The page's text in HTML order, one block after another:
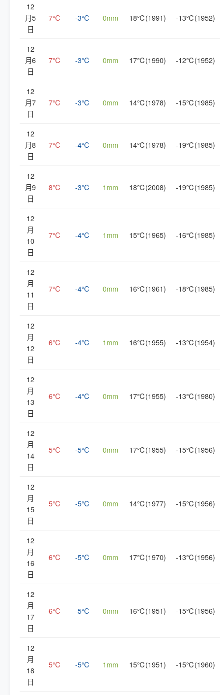
12
月5
日
7℃ -3℃ 0mm 18℃(1991) -13℃(1952)
12
月6
日
7℃ -3℃ 0mm 17℃(1990) -12℃(1952)
12
月7
日
7℃ -3℃ 0mm 14℃(1978) -15℃(1985)
12
月8
日
7℃ -4℃ 0mm 14℃(1978) -19℃(1985)
12
月9
日
8℃ -3℃ 1mm 18℃(2008) -19℃(1985)
12
月
10
日
7℃ -4℃ 1mm 15℃(1965) -16℃(1985)
12
月
11
日
7℃ -4℃ 0mm 16℃(1961) -18℃(1985)
12
月
12
日
6℃ -4℃ 1mm 16℃(1955) -13℃(1954)
12
月
13
日
6℃ -4℃ 0mm 17℃(1955) -13℃(1980)
12
月
14
日
5℃ -5℃ 0mm 17℃(1955) -15℃(1956)
12
月
15
日
5℃ -5℃ 0mm 14℃(1977) -15℃(1956)
12
月
16
日
6℃ -5℃ 0mm 17℃(1970) -13℃(1956)
12
月
17
日
6℃ -5℃ 0mm 16℃(1951) -15℃(1956)
12
月
18
日
5℃ -5℃ 1mm 15℃(1951) -15℃(1960)